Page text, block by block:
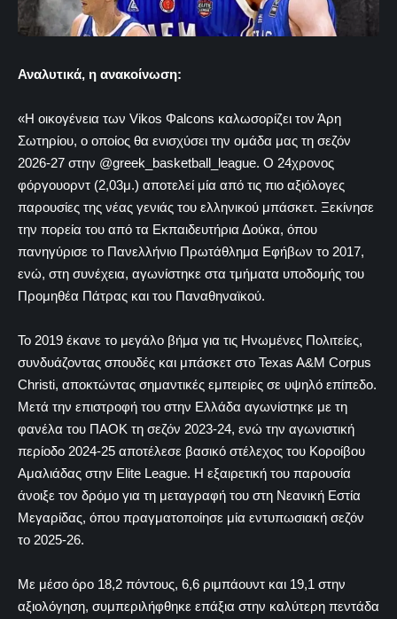
Αναλυτικά, η ανακοίνωση:
«Η οικογένεια των Vikos Φalcons καλωσορίζει τον Άρη
Σωτηρίου, ο οποίος θα ενισχύσει την ομάδα μας τη σεζόν
2026-27 στην @greek_basketball_league. Ο 24χρονος
φόργουορντ (2,03μ.) αποτελεί μία από τις πιο αξιόλογες
παρουσίες της νέας γενιάς του ελληνικού μπάσκετ. Ξεκίνησε
την πορεία του από τα Εκπαιδευτήρια Δούκα, όπου
πανηγύρισε το Πανελλήνιο Πρωτάθλημα Εφήβων το 2017,
ενώ, στη συνέχεια, αγωνίστηκε στα τμήματα υποδομής του
Προμηθέα Πάτρας και του Παναθηναϊκού.
Το 2019 έκανε το μεγάλο βήμα για τις Ηνωμένες Πολιτείες,
συνδυάζοντας σπουδές και μπάσκετ στο Texas A&M Corpus
Christi, αποκτώντας σημαντικές εμπειρίες σε υψηλό επίπεδο.
Μετά την επιστροφή του στην Ελλάδα αγωνίστηκε με τη
φανέλα του ΠΑΟΚ τη σεζόν 2023-24, ενώ την αγωνιστική
περίοδο 2024-25 αποτέλεσε βασικό στέλεχος του Κοροίβου
Αμαλιάδας στην Elite League. Η εξαιρετική του παρουσία
άνοιξε τον δρόμο για τη μεταγραφή του στη Νεανική Εστία
Μεγαρίδας, όπου πραγματοποίησε μία εντυπωσιακή σεζόν
το 2025-26.
Με μέσο όρο 18,2 πόντους, 6,6 ριμπάουντ και 19,1 στην
αξιολόγηση, συμπεριλήφθηκε επάξια στην καλύτερη πεντάδα